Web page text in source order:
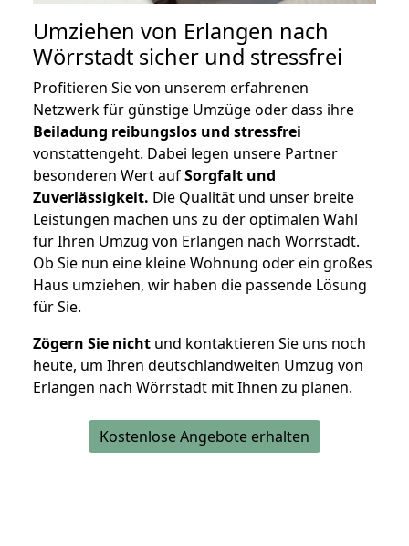
Umziehen von Erlangen nach
Wörrstadt sicher und stressfrei
Profitieren Sie von unserem erfahrenen
Netzwerk für günstige Umzüge oder dass ihre
Beiladung reibungslos und stressfrei
vonstattengeht. Dabei legen unsere Partner
besonderen Wert aufSorgfalt und
Zuverlässigkeit. Die Qualität und unser breite
Leistungen machen uns zu der optimalen Wahl
für Ihren Umzug von Erlangen nach Wörrstadt.
Ob Sie nun eine kleine Wohnung oder ein großes
Haus umziehen, wir haben die passende Lösung
für Sie.
Zögern Sie nicht und kontaktieren Sie uns noch
heute, um Ihren deutschlandweiten Umzug von
Erlangen nach Wörrstadt mit Ihnen zu planen.
Kostenlose Angebote erhalten